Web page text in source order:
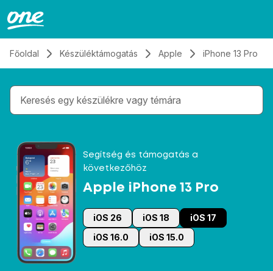
Főoldal Készüléktámogatás Apple iPhone 13 Pro
Gépelés közben megjelennek a keresési
Segítség és támogatás a
következőhöz
Apple iPhone 13 Pro
iOS 26 iOS 18
iOS 17
iOS 16.0
iOS 15.0